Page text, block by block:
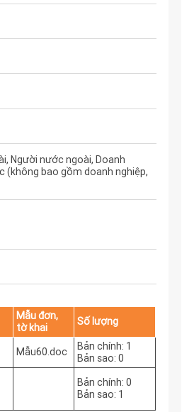
Người nước ngoài, Doanh
(không bao gồm doanh nghiệp,
Mẫu đơn,
tờ khai
Số lượng
Mẫu60.doc
Bản chính: 1
Bản sao: 0
Bản chính: 0
Bản sao: 1